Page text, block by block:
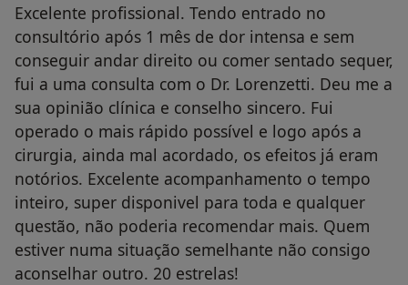
Excelente profissional. Tendo entrado no
consultório após 1 mês de dor intensa e sem
conseguir andar direito ou comer sentado sequer,
fui a uma consulta com o Dr. Lorenzetti. Deu me a
sua opinião clínica e conselho sincero. Fui
operado o mais rápido possível e logo após a
cirurgia, ainda mal acordado, os efeitos já eram
notórios. Excelente acompanhamento o tempo
inteiro, super disponivel para toda e qualquer
questão, não poderia recomendar mais. Quem
estiver numa situação semelhante não consigo
aconselhar outro. 20 estrelas!